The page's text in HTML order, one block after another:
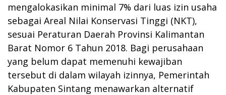
mengalokasikan minimal 7% dari luas izin usaha
sebagai Areal Nilai Konservasi Tinggi (NKT),
sesuai Peraturan Daerah Provinsi Kalimantan
Barat Nomor 6 Tahun 2018. Bagi perusahaan
yang belum dapat memenuhi kewajiban
tersebut di dalam wilayah izinnya, Pemerintah
Kabupaten Sintang menawarkan alternatif